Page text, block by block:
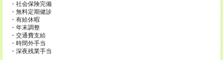
・社会保険完備
・無料定期健診
・有給休暇
・年末調整
・交通費支給
・時間外手当
・深夜残業手当